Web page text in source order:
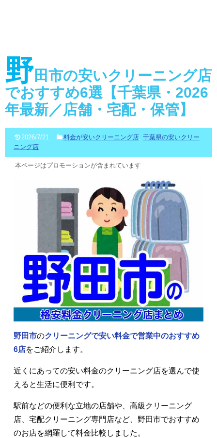
野田市の安いクリーニング店
でおすすめ6選【千葉県・2026
年最新／店舗・宅配・保管】
2026/7/21 料金が安いクリーニング店, 千葉県の安いクリー
ニング店
本ページはプロモーションが含まれています
野田市のクリーニングで安い料金で営業中のおすすめ
6店をご紹介します。
近くにあっての安い料金のクリーニング店を選んで使
えると生活に便利です。
駅前などの便利な立地の店舗や、高級クリーニング
店、宅配クリーニング専門店など、野田市でおすすめ
のお店を網羅して料金比較しました。